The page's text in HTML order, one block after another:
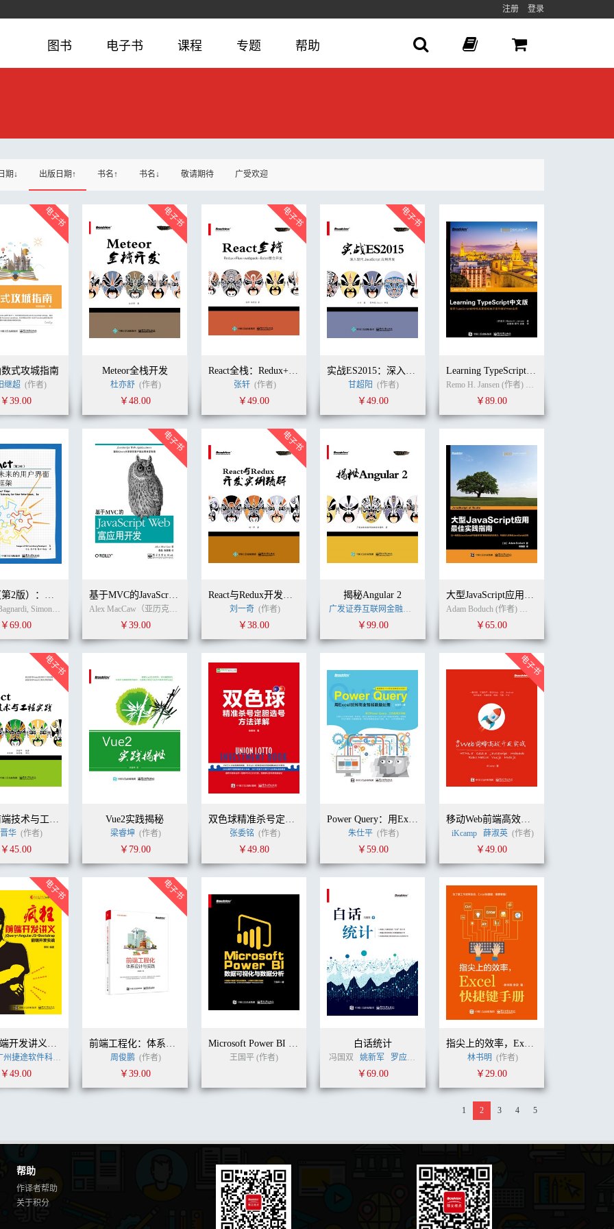
注册 登录
图书 电子书 课程 专题 帮助
期↓ 出版日期↑ 书名↑ 书名↓ 敬请期待 广受欢迎
式攻城指南
继超 (作者)
￥39.00
Meteor全栈开发
杜亦舒 (作者)
￥48.00
React全栈：Redux+Flux+webpack+Babel整合开发
张轩 (作者)
￥49.00
实战ES2015：深入现代JavaScript 应用开发
甘超阳 (作者)
￥49.00
Learning TypeScript中文版
Remo H. Jansen (作者)
龙逸楠
￥89.00
React（第2版）：引领未来的用户界面开发框架
Frankie Bagnardi, Simon H?rjberg, and Richard Feldman (作者)
￥69.00
基于MVC的JavaScript Web富应用开发
Alex MacCaw（亚历克斯·麦卡劳） (作者) 李晶 (译者)
￥39.00
React与Redux开发实例精解
刘一奇 (作者)
￥38.00
揭秘Angular 2
广发证券互联网金融技术团队 (作者)
￥99.00
大型JavaScript应用最佳实践指南
Adam Boduch (作者)
黄小璐
￥65.00
React前端技术与工程实践
华 (作者)
￥45.00
Vue2实践揭秘
梁睿坤 (作者)
￥79.00
双色球精准杀号定胆选号方法详解
张委铭 (作者)
￥49.80
Power Query：用Excel玩转商业智能数据处理
朱仕平 (作者)
￥59.00
移动Web前端高效开发实战：HTML 5 + CSS 3 + JavaScript + Webpack + React Native + Vue.js + Node.js
iKcamp 薛淑英 (作者)
￥49.00
疯狂前端开发讲义——jQuery+AngularJS+Bootstrap前端开发实战
捷途软件科技有限公司 李刚 (作者)
￥49.00
前端工程化：体系设计与实践
周俊鹏 (作者)
￥39.00
Microsoft Power BI 数据可视化与数据分析
王国平 (作者)
白话统计
冯国双 姚新军 罗应婷 (作者)
￥69.00
指尖上的效率，Excel快捷键手册
林书明 (作者)
￥29.00
1 2 3 4 5
帮助
作译者帮助
关于积分